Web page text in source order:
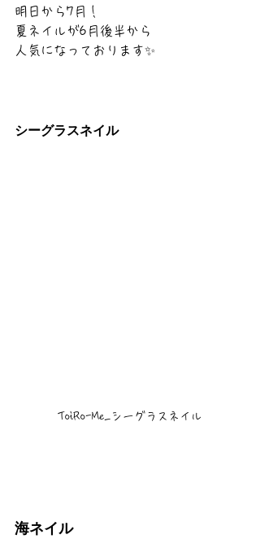
明日から7月！
夏ネイルが6月後半から
人気になっております✨
シーグラスネイル
ToiRo-Me_シーグラスネイル
海ネイル